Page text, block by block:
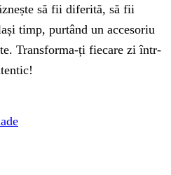
să fii diferită, să fii
timp, purtând un accesoriu
Transforma-ți fiecare zi într-